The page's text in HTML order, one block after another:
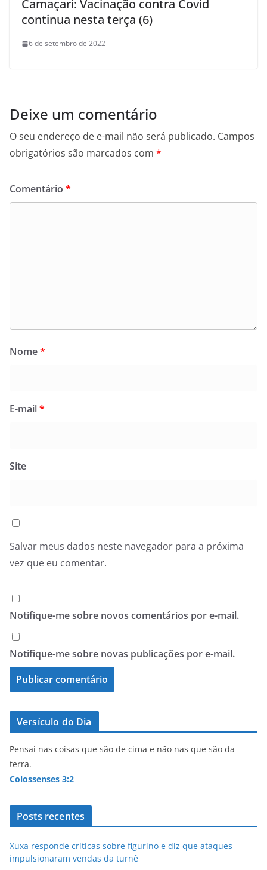
Camaçari: Vacinação contra Covid
continua nesta terça (6)
6 de setembro de 2022
Deixe um comentário
O seu endereço de e-mail não será publicado. Campos
obrigatórios são marcados com *
Comentário *
Nome*
E-mail*
Site
Salvar meus dados neste navegador para a próxima
vez que eu comentar.
Notifique-me sobre novos comentários por e-mail.
Notifique-me sobre novas publicações por e-mail.
Versículo do Dia
Pensai nas coisas que são de cima e não nas que são da
terra.
Colossenses 3:2
Posts recentes
Xuxa responde críticas sobre figurino e diz que ataques
impulsionaram vendas da turnê